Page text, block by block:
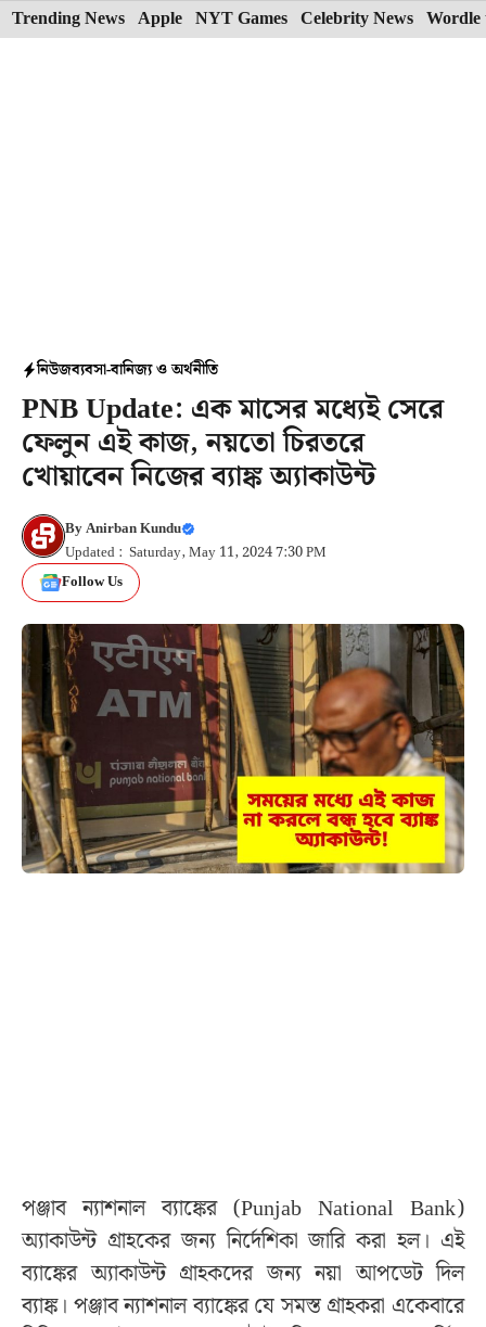
Skip
to
Trending News Apple NYT Games Celebrity News Wordle
নিউজব্যবসা-বানিজ্য ও অর্থনীতি
PNB Update: এক মাসের মধ্যেই সেরে
ফেলুন এই কাজ, নয়তো চিরতরে
খোয়াবেন নিজের ব্যাঙ্ক অ্যাকাউন্ট
ByAnirban Kundu
Updated : Saturday, May 11, 2024 7:30 PM
Follow Us
পঞ্জাব ন্যাশনাল ব্যাঙ্কের (Punjab National Bank)
অ্যাকাউন্ট গ্রাহকের জন্য নির্দেশিকা জারি করা হল। এই
ব্যাঙ্কের অ্যাকাউন্ট গ্রাহকদের জন্য নয়া আপডেট দিল
ব্যাঙ্ক। পঞ্জাব ন্যাশনাল ব্যাঙ্কের যে সমস্ত গ্রাহকরা একেবারে